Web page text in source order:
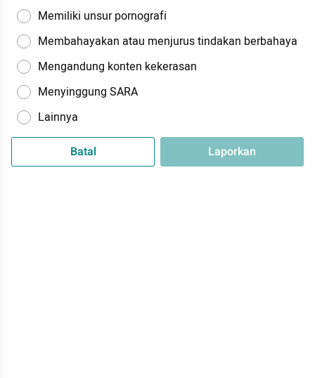
Memiliki unsur pornografi
Membahayakan atau menjurus tindakan berbahaya
Mengandung konten kekerasan
Menyinggung SARA
Lainnya
Batal Laporkan